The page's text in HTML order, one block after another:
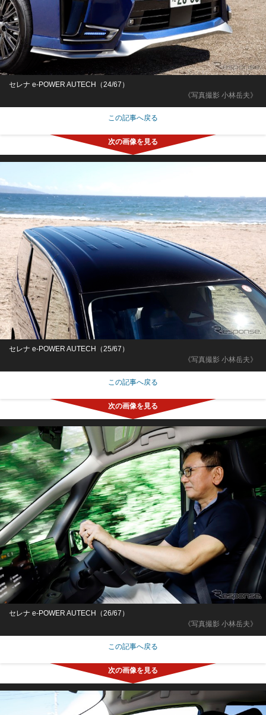
《写真撮影 小林岳夫》
セレナ e-POWER AUTECH（24/67）
この記事へ戻る
《写真撮影 小林岳夫》
セレナ e-POWER AUTECH（25/67）
この記事へ戻る
《写真撮影 小林岳夫》
セレナ e-POWER AUTECH（26/67）
この記事へ戻る